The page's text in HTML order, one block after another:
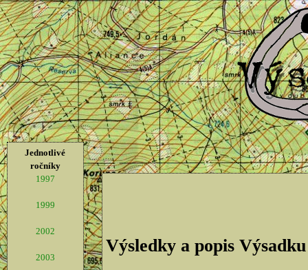
Jednotlivé
ročníky
1997
1999
2002
2003
Výsledky a popis Výsadku